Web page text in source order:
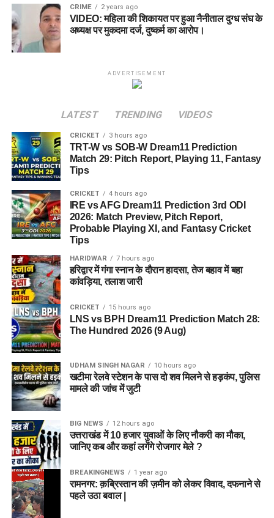
CRIME 2 years ago
VIDEO: महिला की शिकायत पर हुआ नैनीताल दुग्ध संघ के
अध्यक्ष पर मुकदमा दर्ज, दुष्कर्म का आरोप।
ADVERTISEMENT
LATEST TRENDING VIDEOS
CRICKET 3 hours ago
TRT-W vs SOB-W Dream11 Prediction
Match 29: Pitch Report, Playing 11, Fantasy
Tips
CRICKET 4 hours ago
IRE vs AFG Dream11 Prediction 3rd ODI
2026: Match Preview, Pitch Report,
Probable Playing XI, and Fantasy Cricket
Tips
HARIDWAR 7 hours ago
हरिद्वार में गंगा स्नान के दौरान हादसा, तेज बहाव में बहा
कांवड़िया, तलाश जारी
CRICKET 15 hours ago
LNS vs BPH Dream11 Prediction Match 28:
The Hundred 2026 (9 Aug)
UDHAM SINGH NAGAR 10 hours ago
खटीमा रेलवे स्टेशन के पास दो शव मिलने से हड़कंप, पुलिस
मामले की जांच में जुटी
BIG NEWS 12 hours ago
उत्तराखंड में 10 हजार युवाओं के लिए नौकरी का मौका,
जानिए कब और कहां लगेंगे रोजगार मेले ?
BREAKINGNEWS 1 year ago
रामनगर: क़ब्रिस्तान की ज़मीन को लेकर विवाद, दफनाने से
पहले उठा बवाल |